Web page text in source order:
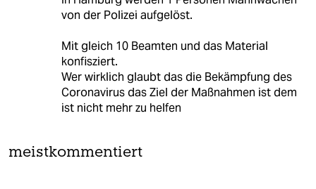
von der Polizei aufgelöst.
Mit gleich 10 Beamten und das Material
konfisziert.
Wer wirklich glaubt das die Bekämpfung des
Coronavirus das Ziel der Maßnahmen ist dem
ist nicht mehr zu helfen
meistkommentiert